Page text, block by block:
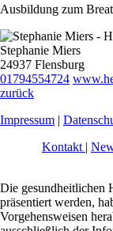
Ausbildung zum
Stephanie Miers
24937 Flensburg
01794554724
zurück
Impressum |
Kontakt |
Die gesundheitlichen
präsentiert werden,
Vorgehensweisen